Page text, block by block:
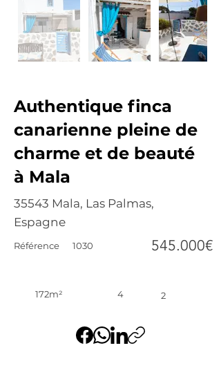
Authentique finca
canarienne pleine de
charme et de beauté
à Mala
35543 Mala, Las Palmas,
Espagne
Référence 1030 545.000€
172m² 4 2